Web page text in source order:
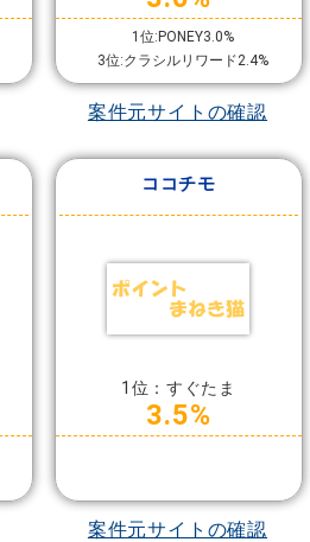
1位:PONEY3.0%
3位:クラシルリワード2.4%
案件元サイトの確認
ココチモ
1位：すぐたま
3.5%
案件元サイトの確認